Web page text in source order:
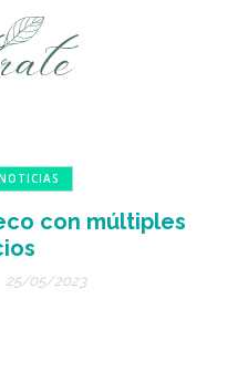
con múltiples
25/05/2023